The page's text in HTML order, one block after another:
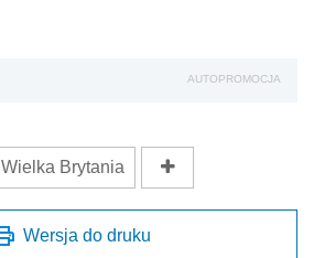
AUTOPROMOCJA
Wielka Brytania
Wersja do druku